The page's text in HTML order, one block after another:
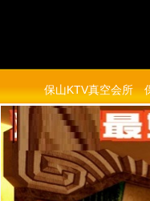
保山KTV真空会所